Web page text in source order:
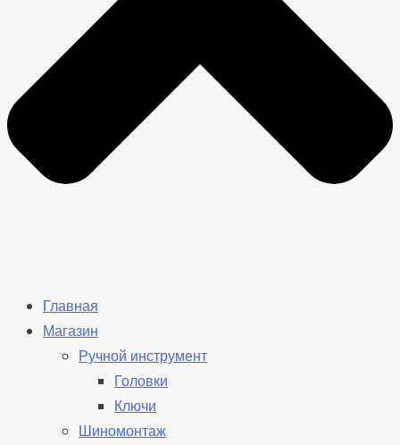
Главная
Магазин
Ручной инструмент
Головки
Ключи
Шиномонтаж